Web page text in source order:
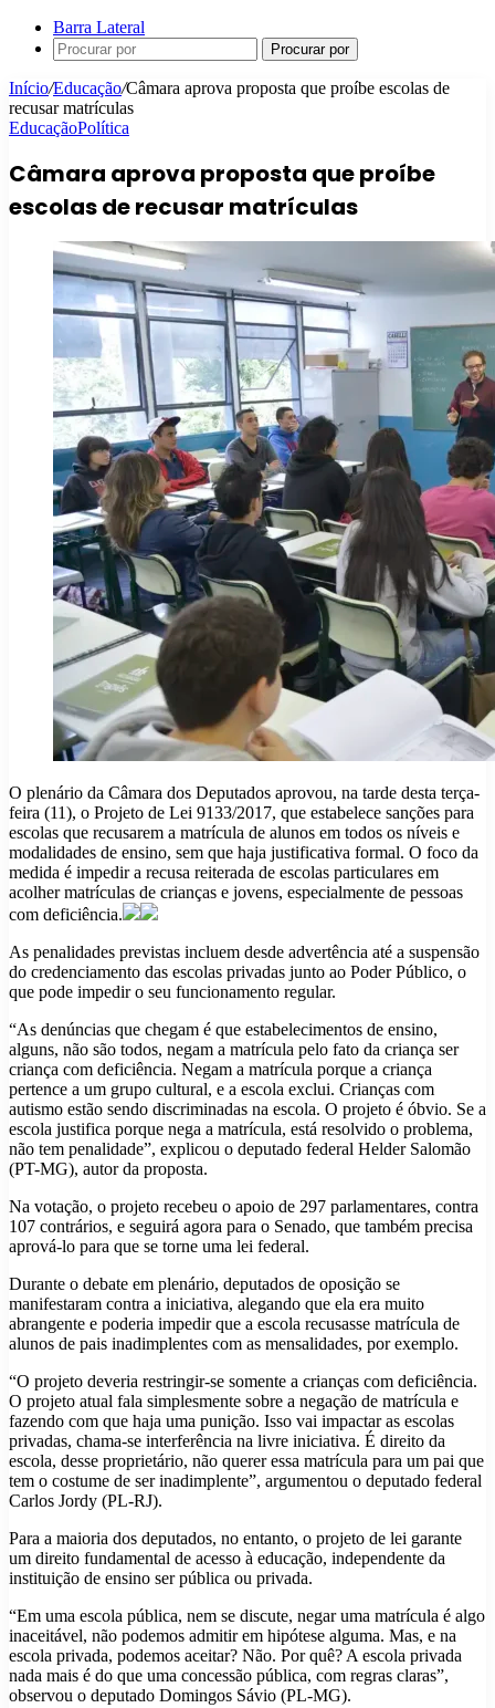
Barra Lateral
Procurar por
Início/Educação/Câmara aprova proposta que proíbe escolas de
recusar matrículas
EducaçãoPolítica
Câmara aprova proposta que proíbe
escolas de recusar matrículas
O plenário da Câmara dos Deputados aprovou, na tarde desta terça-
feira (11), o Projeto de Lei 9133/2017, que estabelece sanções para
escolas que recusarem a matrícula de alunos em todos os níveis e
modalidades de ensino, sem que haja justificativa formal. O foco da
medida é impedir a recusa reiterada de escolas particulares em
acolher matrículas de crianças e jovens, especialmente de pessoas
com deficiência.
As penalidades previstas incluem desde advertência até a suspensão
do credenciamento das escolas privadas junto ao Poder Público, o
que pode impedir o seu funcionamento regular.
“As denúncias que chegam é que estabelecimentos de ensino,
alguns, não são todos, negam a matrícula pelo fato da criança ser
criança com deficiência. Negam a matrícula porque a criança
pertence a um grupo cultural, e a escola exclui. Crianças com
autismo estão sendo discriminadas na escola. O projeto é óbvio. Se a
escola justifica porque nega a matrícula, está resolvido o problema,
não tem penalidade”, explicou o deputado federal Helder Salomão
(PT-MG), autor da proposta.
Na votação, o projeto recebeu o apoio de 297 parlamentares, contra
107 contrários, e seguirá agora para o Senado, que também precisa
aprová-lo para que se torne uma lei federal.
Durante o debate em plenário, deputados de oposição se
manifestaram contra a iniciativa, alegando que ela era muito
abrangente e poderia impedir que a escola recusasse matrícula de
alunos de pais inadimplentes com as mensalidades, por exemplo.
“O projeto deveria restringir-se somente a crianças com deficiência.
O projeto atual fala simplesmente sobre a negação de matrícula e
fazendo com que haja uma punição. Isso vai impactar as escolas
privadas, chama-se interferência na livre iniciativa. É direito da
escola, desse proprietário, não querer essa matrícula para um pai que
tem o costume de ser inadimplente”, argumentou o deputado federal
Carlos Jordy (PL-RJ).
Para a maioria dos deputados, no entanto, o projeto de lei garante
um direito fundamental de acesso à educação, independente da
instituição de ensino ser pública ou privada.
“Em uma escola pública, nem se discute, negar uma matrícula é algo
inaceitável, não podemos admitir em hipótese alguma. Mas, e na
escola privada, podemos aceitar? Não. Por quê? A escola privada
nada mais é do que uma concessão pública, com regras claras”,
observou o deputado Domingos Sávio (PL-MG).